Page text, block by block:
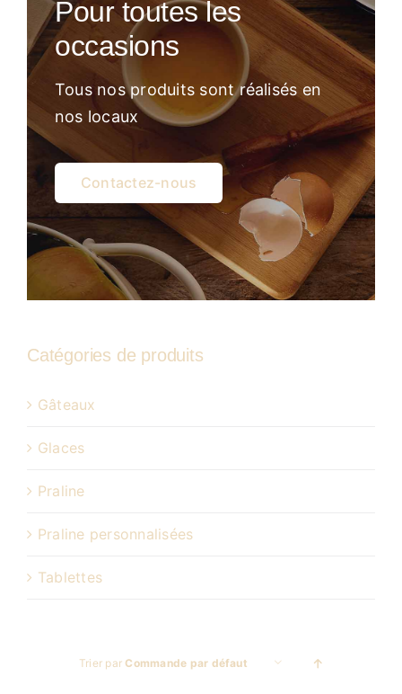
Atelier
Pour toutes les
occasions
Tous nos produits sont réalisés en
nos locaux
Contactez-nous
Catégories de produits
Gâteaux
Glaces
Praline
Praline personnalisées
Tablettes
Trier parCommande par défaut